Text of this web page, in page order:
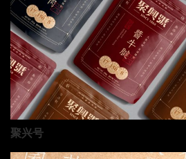
聚兴号